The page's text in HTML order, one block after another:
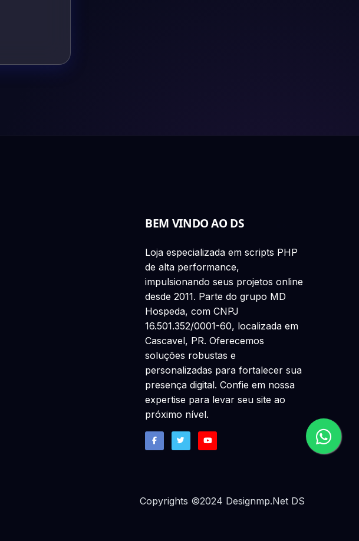
BEM VINDO AO DS
Loja especializada em scripts PHP
de alta performance,
impulsionando seus projetos online
desde 2011. Parte do grupo MD
Hospeda, com CNPJ
16.501.352/0001-60, localizada em
Cascavel, PR. Oferecemos
soluções robustas e
personalizadas para fortalecer sua
presença digital. Confie em nossa
expertise para levar seu site ao
próximo nível.
Copyrights ©2024 Designmp.Net DS